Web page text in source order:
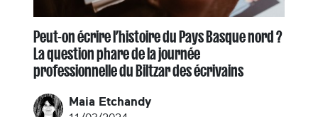
Peut-on écrire l’histoire du Pays Basque nord ?
La question phare de la journée
professionnelle du Biltzar des écrivains
Maia Etchandy